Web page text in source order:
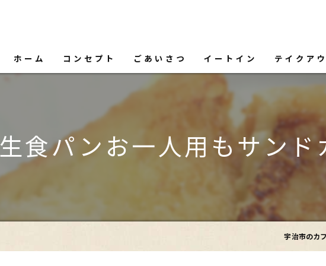
ホーム コンセプト ごあいさつ イートイン
フード
ドリンク
テイクア
生食パンお一人用もサンド
宇治市のカ